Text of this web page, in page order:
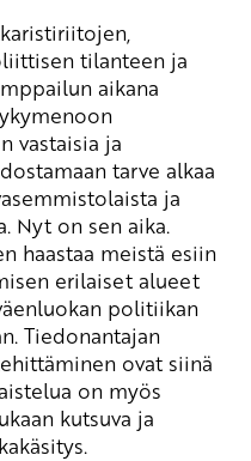
tilanteen ja
aikana
vastaisia ja
tarve alkaa
ja
Nyt on sen aika.
haastaa meistä esiin
erilaiset alueet
politiikan
Tiedonantajan
ovat siinä
on myös
kutsuva ja